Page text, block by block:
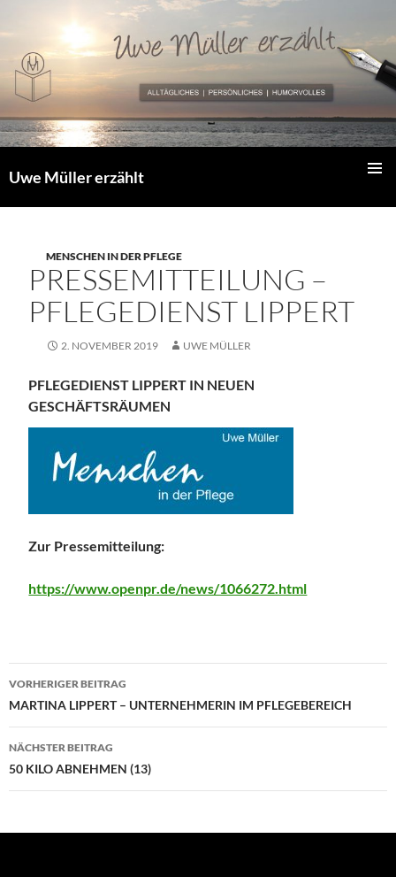
Inhalt
springen
Uwe Müller erzählt
MENÜ
MENSCHEN IN DER PFLEGE
PRESSEMITTEILUNG –
PFLEGEDIENST LIPPERT
2. NOVEMBER 2019 UWE MÜLLER
PFLEGEDIENST LIPPERT IN NEUEN
GESCHÄFTSRÄUMEN
Zur Pressemitteilung:
https://www.openpr.de/news/1066272.html
Beitragsnavigation
VORHERIGER BEITRAG
MARTINA LIPPERT – UNTERNEHMERIN IM PFLEGEBEREICH
NÄCHSTER BEITRAG
50 KILO ABNEHMEN (13)